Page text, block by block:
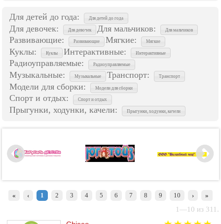
Для детей до года: Для детей до года
Для девочек: Для девочек Для мальчиков: Для мальчиков
Развивающие: Развивающие Мягкие: Мягкие
Куклы: Куклы Интерактивные: Интерактивные
Радиоуправляемые: Радиоуправляемые
Музыкальные: Музыкальные Транспорт: Транспорт
Модели для сборки: Модели для сборки
Спорт и отдых: Спорт и отдых
Прыгунки, ходунки, качели: Прыгунки, ходунки, качели
« ‹ 1 2 3 4 5 6 7 8 9 10 › »
1—10 из 311.